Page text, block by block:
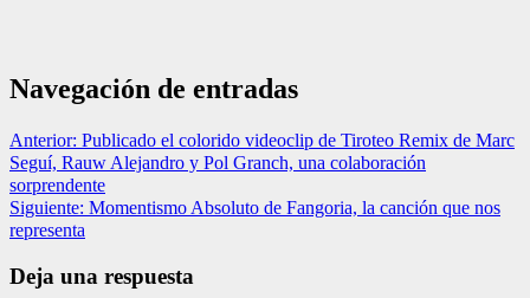
Navegación de entradas
Anterior: Publicado el colorido videoclip de Tiroteo Remix de Marc
Seguí, Rauw Alejandro y Pol Granch, una colaboración
sorprendente
Siguiente: Momentismo Absoluto de Fangoria, la canción que nos
representa
Deja una respuesta